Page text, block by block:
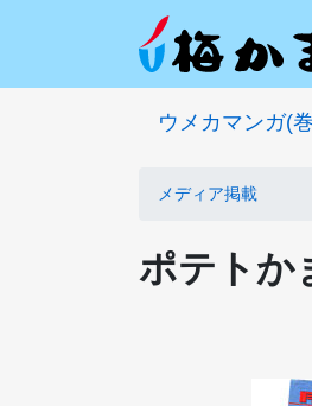
ウメカマンガ(
メディア掲載
ポテトか